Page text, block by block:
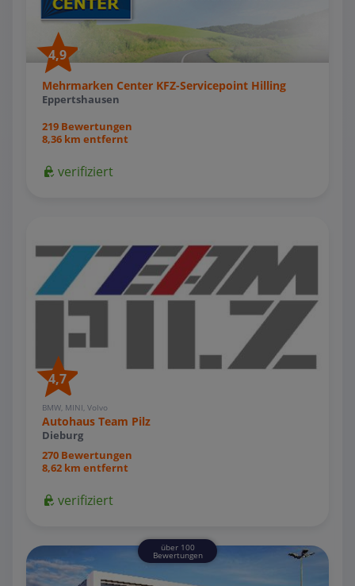
4,9
Mehrmarken Center KFZ-Servicepoint Hilling
Eppertshausen
219 Bewertungen
8,36 km entfernt
verifiziert
4,7
BMW, MINI, Volvo
Autohaus Team Pilz
Dieburg
270 Bewertungen
8,62 km entfernt
verifiziert
über 100
Bewertungen